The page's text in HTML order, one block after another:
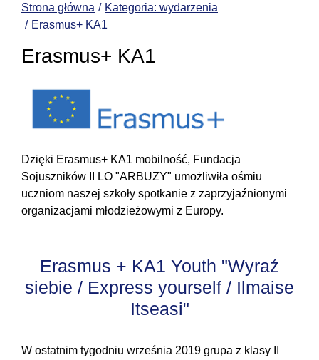
Strona główna
Kategoria: wydarzenia
Erasmus+ KA1
Erasmus+ KA1
Dzięki Erasmus+ KA1 mobilność, Fundacja
Sojuszników II LO "ARBUZY" umożliwiła ośmiu
uczniom naszej szkoły spotkanie z zaprzyjaźnionymi
organizacjami młodzieżowymi z Europy.
Erasmus + KA1 Youth "Wyraź
siebie / Express yourself / Ilmaise
Itseasi"
W ostatnim tygodniu września 2019 grupa z klasy II